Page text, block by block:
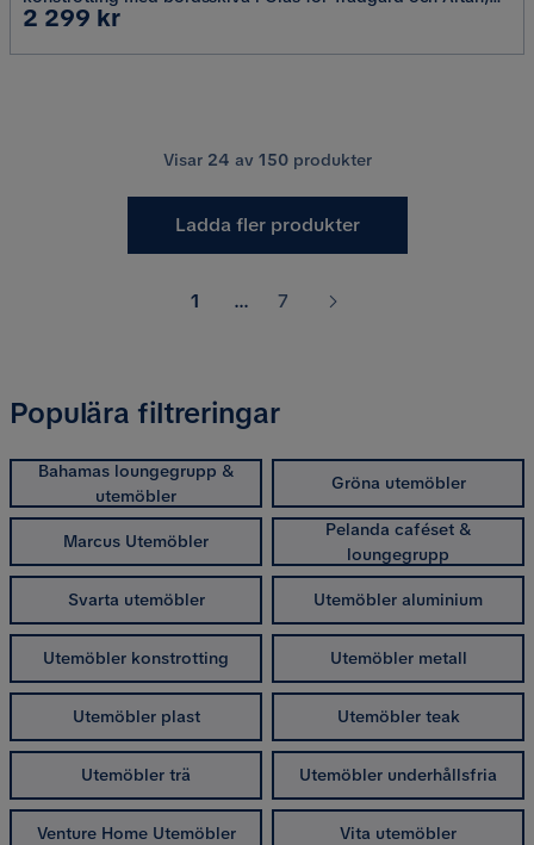
Grå
Pris
2 299 kr
Visar 24 av 150produkter
Ladda fler produkter
1 ... 7
Populära filtreringar
Bahamas loungegrupp &
utemöbler
Gröna utemöbler
Marcus Utemöbler
Pelanda caféset &
loungegrupp
Svarta utemöbler Utemöbler aluminium
Utemöbler konstrotting Utemöbler metall
Utemöbler plast Utemöbler teak
Utemöbler trä Utemöbler underhållsfria
Venture Home Utemöbler Vita utemöbler